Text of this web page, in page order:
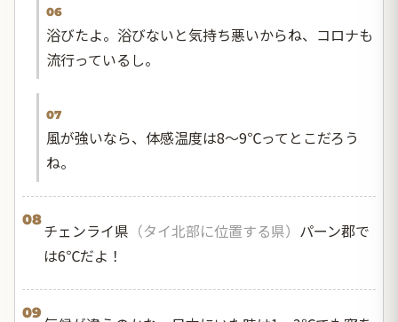
06
浴びたよ。浴びないと気持ち悪いからね、コロナも
流行っているし。
07
風が強いなら、体感温度は8～9℃ってとこだろう
ね。
08
チェンライ県 （タイ北部に位置する県） パーン郡で
は6℃だよ！
09